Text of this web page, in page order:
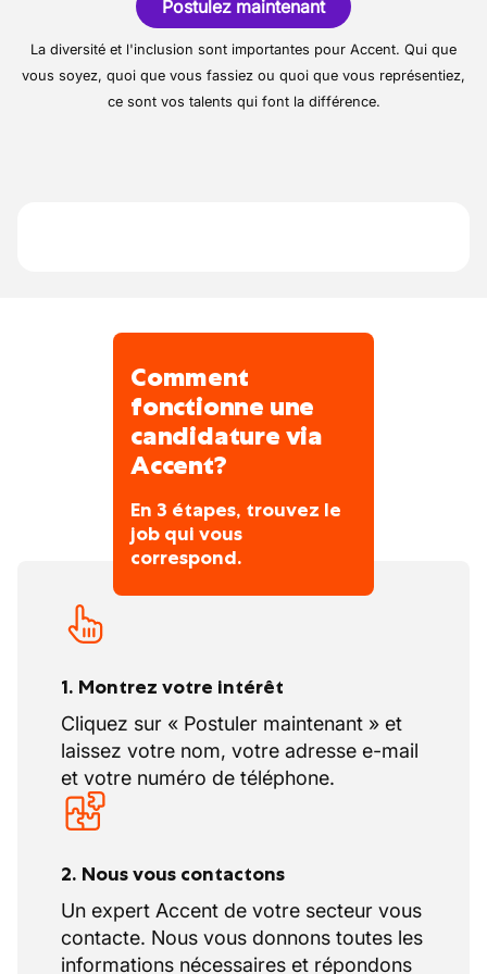
égouttage,
pose de caniveau, filet d'eau et bordure,
préparation de la route,
génie civil et la construction routière.
Composé de 300 collaborateurs environ, il
est le spécialiste de l'asphalte et du
terrassement sur des chantiers publics, tels
Postulez maintenant
La diversité et l'inclusion sont importantes pour Accent. Qui que
vous soyez, quoi que vous fassiez ou quoi que vous représentiez,
ce sont vos talents qui font la différence.
Comment
fonctionne une
candidature via
Accent?
En 3 étapes, trouvez le
job qui vous
correspond.
1. Montrez votre intérêt
Cliquez sur « Postuler maintenant » et
laissez votre nom, votre adresse e-mail
et votre numéro de téléphone.
2. Nous vous contactons
Un expert Accent de votre secteur vous
contacte. Nous vous donnons toutes les
informations nécessaires et répondons